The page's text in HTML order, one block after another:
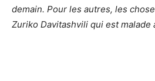
demain. Pour les autres, les
Zuriko Davitashvili qui est malade